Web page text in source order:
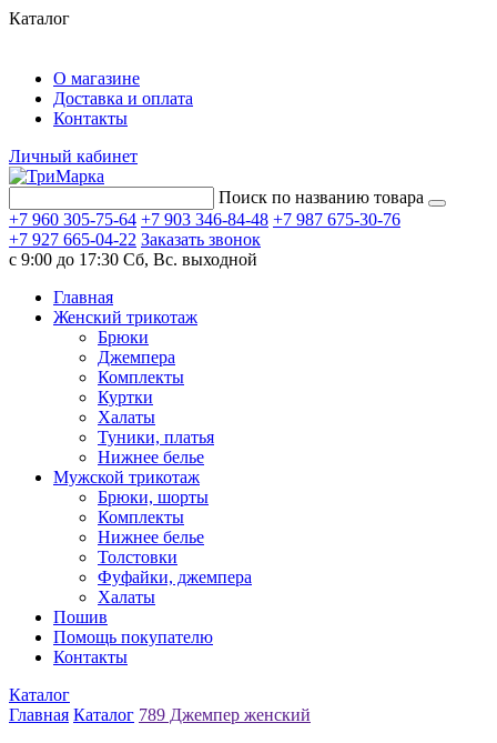
Каталог
О магазине
Доставка и оплата
Контакты
Личный кабинет
Поиск по названию товара
+7 960 305-75-64 +7 903 346-84-48 +7 987 675-30-76
+7 927 665-04-22 Заказать звонок
с 9:00 до 17:30 Сб, Вс. выходной
Главная
Женский трикотаж
Брюки
Джемпера
Комплекты
Куртки
Халаты
Туники, платья
Нижнее белье
Мужской трикотаж
Брюки, шорты
Комплекты
Нижнее белье
Толстовки
Фуфайки, джемпера
Халаты
Пошив
Помощь покупателю
Контакты
Каталог
Главная Каталог 789 Джемпер женский